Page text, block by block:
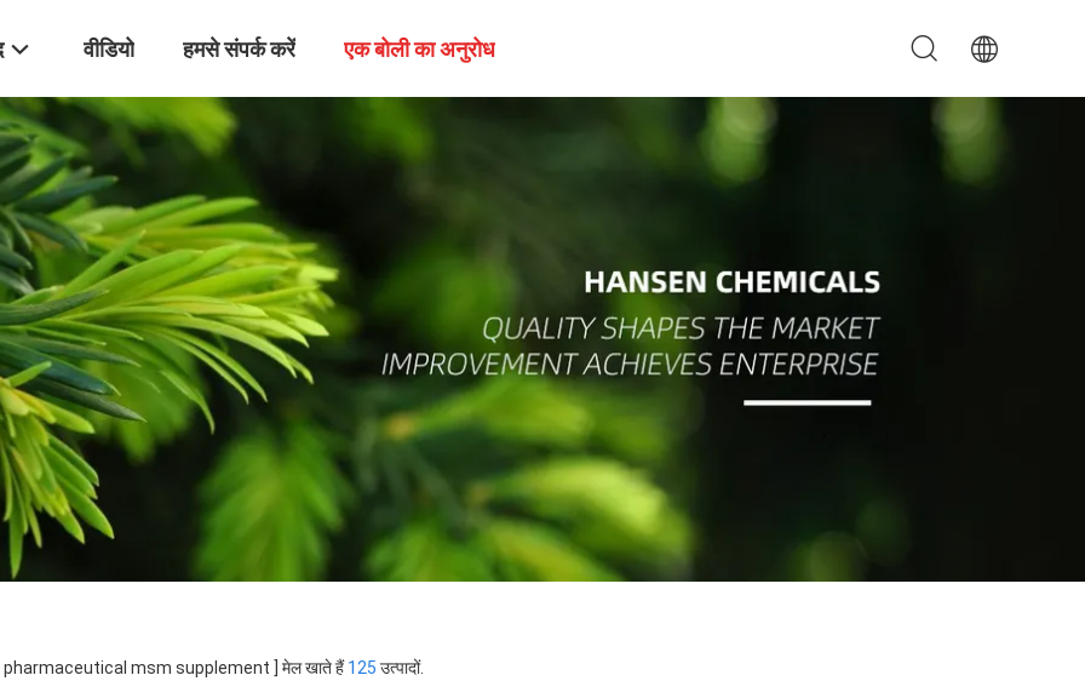
वीडियो हमसे संपर्क करें एक बोली का अनुरोध
[ pharmaceutical msm supplement ] मेल खाते हैं125 उत्पादों.